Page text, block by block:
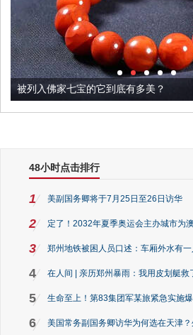
被列入佛家七宝的它到底有多美？
48小时点击排行
1 美副国务卿将于7月25日至26日访华
2 定了！2032年夏季奥运会主办城市为
3 郑州地铁被困人员口述：车厢外水有
4 在人间 | 亲历郑州暴雨：我用皮划艇救
5 生命至上！第83集团军某旅紧急实施
6 美国常务副国务卿访华为何选在天津